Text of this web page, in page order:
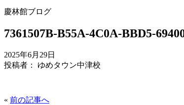
慶林館ブログ
7361507B-B55A-4C0A-BBD5-
2025年6月29日
投稿者： ゆめタウン中津校
« 前の記事へ